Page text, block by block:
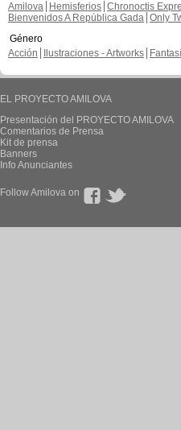
Amilova
Hemisferios Chronoctis
Bienvenidos A República Gada Only
Género
Acción
Ilustraciones - Artworks
EL PROYECTO AMILOVA
Presentación del PROYECTO AMILOVA
Comentarios de Prensa
Kit de prensa
Banners
Info Anunciantes
Follow Amilova on